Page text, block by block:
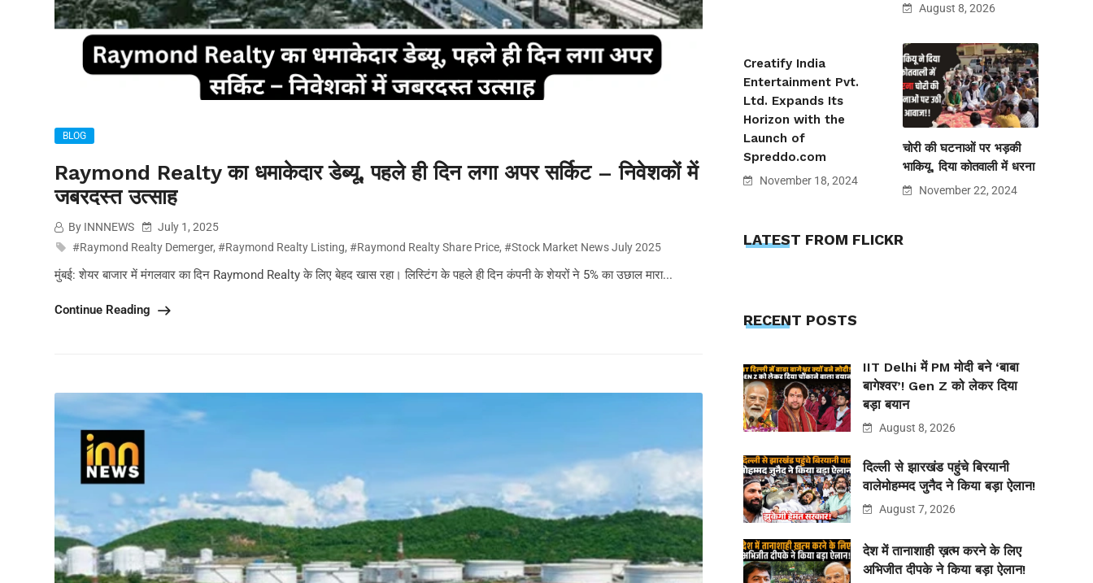
BLOG
Raymond Realty का धमाकेदार डेब्यू, पहले ही दिन लगा अपर सर्किट – निवेशकों में
जबरदस्त उत्साह
By INNNEWS
July 1, 2025
#Raymond Realty Demerger, #Raymond Realty Listing, #Raymond Realty Share Price, #Stock Market News July 2025
मुंबई: शेयर बाजार में मंगलवार का दिन Raymond Realty के लिए बेहद खास रहा। लिस्टिंग के पहले ही दिन कंपनी के शेयरों ने 5% का उछाल मारा...
Continue Reading
August 8, 2026
Creatify India
Entertainment Pvt.
Ltd. Expands Its
Horizon with the
Launch of
Spreddo.com
November 18, 2024
चोरी की घटनाओं पर भड़की
भाकियू, दिया कोतवाली में धरना
November 22, 2024
LATEST FROM FLICKR
RECENT POSTS
IIT Delhi में PM मोदी बने ‘बाबा
बागेश्वर’! Gen Z को लेकर दिया
बड़ा बयान
August 8, 2026
दिल्ली से झारखंड पहुंचे बिरयानी
वालेमोहम्मद जुनैद ने किया बड़ा ऐलान!
August 7, 2026
देश में तानाशाही ख़त्म करने के लिए
अभिजीत दीपके ने किया बड़ा ऐलान!